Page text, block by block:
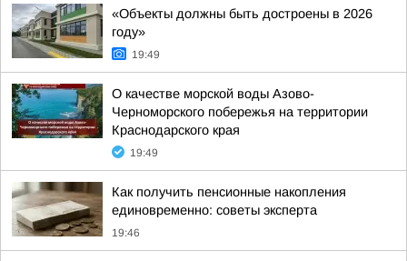
«Объекты должны быть достроены в 2026
году»
19:49
О качестве морской воды Азово-
Черноморского побережья на территории
Краснодарского края
19:49
Как получить пенсионные накопления
единовременно: советы эксперта
19:46